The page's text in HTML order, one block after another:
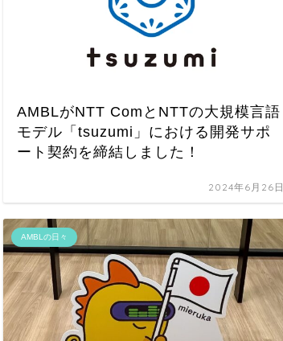
AMBLがNTT ComとNTTの大規模言語
モデル「tsuzumi」における開発サポ
ート契約を締結しました！
2024年6月26日
AMBLの日々